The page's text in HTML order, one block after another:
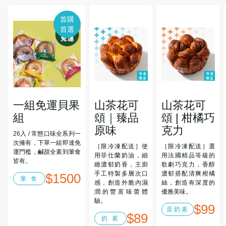
首購
首選
一組免運貝果
組
26入 / 常態口味全系列一
次擁有，下單一組即達免
運門檻，鹹甜全素到葷食
皆有。
葷 食 $1500
山茶花可
頌｜臻品
原味
［限冷凍配送］使
用菲仕蘭奶油，細
緻濃郁奶香，主廚
手工特製多層次口
感，創造外脆內濕
潤的豐富味蕾體
驗。
奶 素 $89
山茶花可
頌 | 柑橘巧
克力
［限冷凍配送］選
用法國精品等級的
歌劇巧克力，香醇
濃郁搭配清爽柑橘
絲，創造有深度的
優雅美味。
蛋奶素 $99